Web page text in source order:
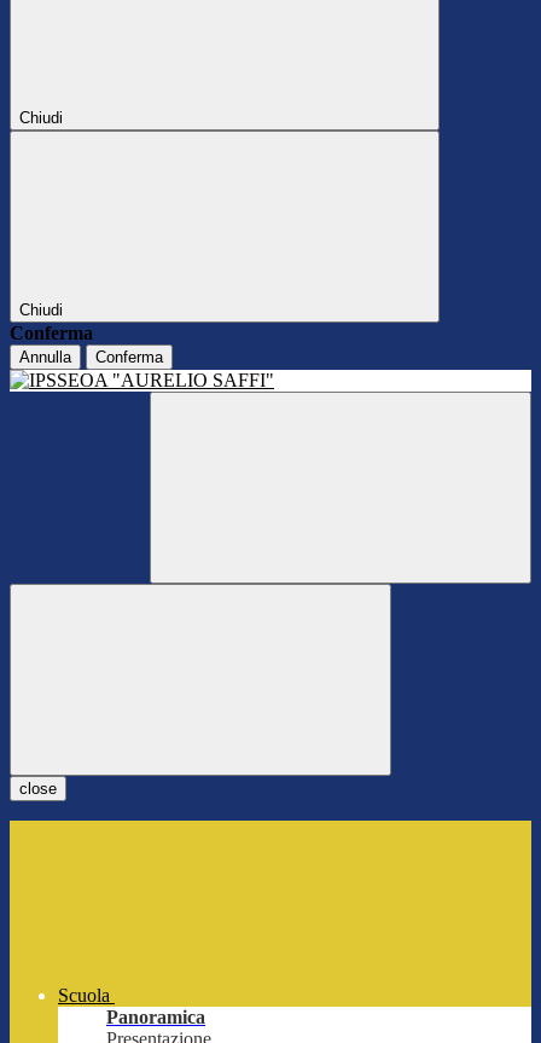
Chiudi
Chiudi
Conferma
Annulla Conferma
close
Scuola
Panoramica